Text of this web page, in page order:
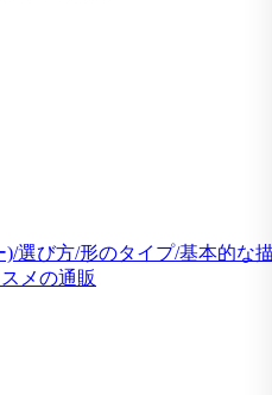
選び方/形のタイプ/基本的な
メの通販